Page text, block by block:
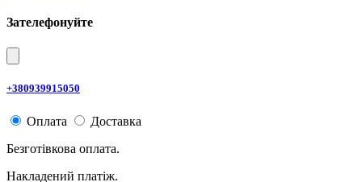
Зателефонуйте
+380939915050
Оплата
Доставка
Безготівкова оплата.
Накладений платіж.